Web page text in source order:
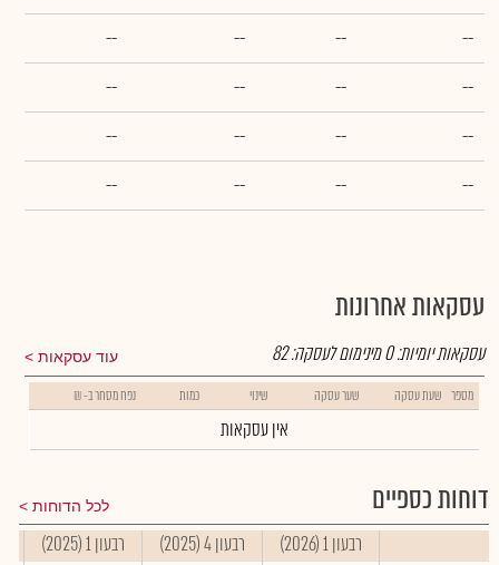
--
--
--
--
--
--
--
--
--
--
--
--
--
--
--
--
עסקאות אחרונות
עוד עסקאות עסקאות יומיות:0מינימום לעסקה:82
מספר שעת עסקה שער עסקה שינוי כמות נפח מסחר ב- ₪
אין עסקאות
דוחות כספיים לכל הדוחות
רבעון 1 (2026) רבעון 4 (2025) רבעון 1 (2025)